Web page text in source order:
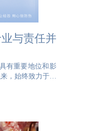
与责任并
有重要地位和影
，始终致力于为
总部位于北京的
服务和卓越的技